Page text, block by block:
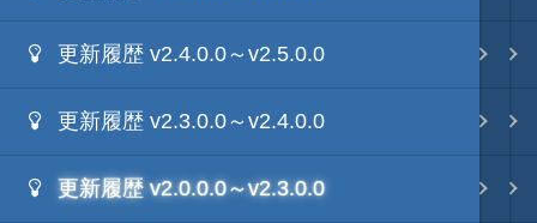
映像入替
音入替
フォント入替
更新履歴 v2.4.0.0～v2.5.0.0
更新履歴 v2.3.0.0～v2.4.0.0
更新履歴 v2.0.0.0～v2.3.0.0
.NET FrameWorkの利用
外部Luaテキストデータ
外部IronPythonテキストデータ
Ls11Mod
天将棋Mod
動画キャプチャーMod